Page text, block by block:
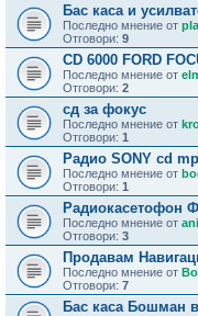
Бас каса и
Последно мнение от
Отговори: 9
CD 6000 FORD
Последно мнение от
Отговори: 2
сд за фокус
Последно мнение от
Отговори: 1
Радио SONY cd
Последно мнение от
Отговори: 1
Радиокасетофон
Последно мнение от
Отговори: 3
Продавам
Последно мнение от
Отговори: 7
Бас каса Бошман